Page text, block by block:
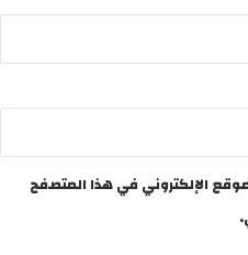
الإلكتروني في هذا المتصفح